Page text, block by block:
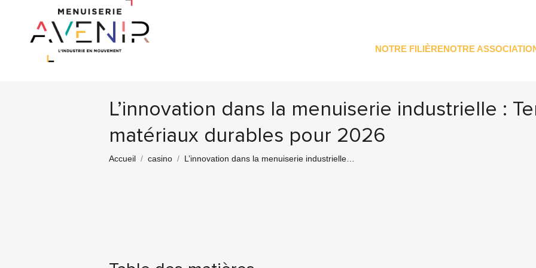
NOTRE FILIÈRENOTRE
L’innovation dans la menuiserie industrielle :
matériaux durables pour 2026
Vous êtes ici :
Accueil casino L’innovation dans la menuiserie industrielle…